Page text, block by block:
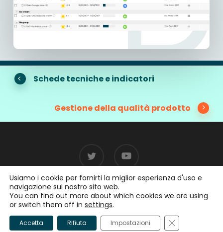
Schede tecniche e indicatori
Gestione della qualità prodotto
© 2026 beCPG.
Usiamo i cookie per fornirti la miglior esperienza d'uso e
navigazione sul nostro sito web.
You can find out more about which cookies we are using
or switch them off in settings.
Accetta Rifiuta Impostazioni Close GDPR